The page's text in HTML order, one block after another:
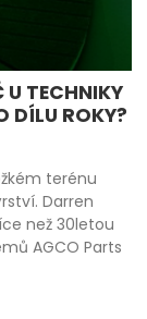
U TECHNIKY
DÍLU ROKY?
terénu
Darren
než 30letou
AGCO Parts